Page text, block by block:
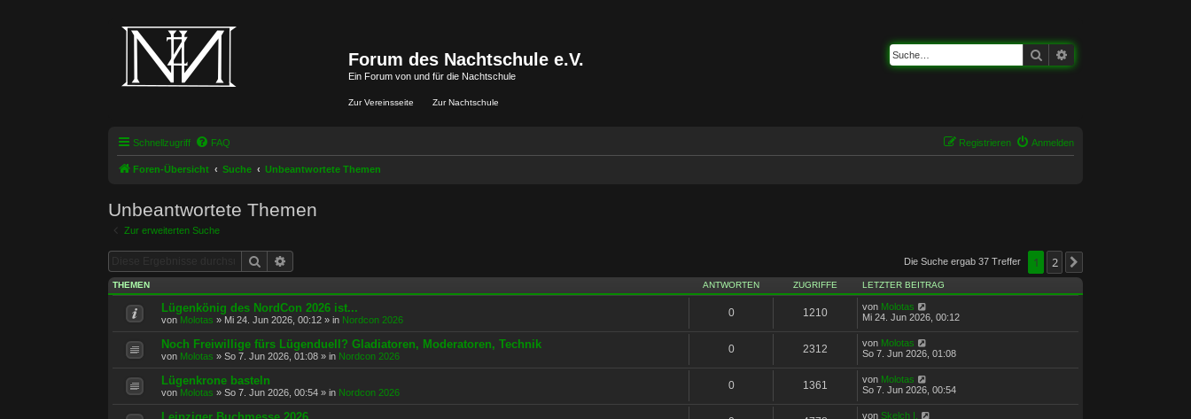
Forum des Nachtschule e.V.
Ein Forum von und für die Nachtschule
Zur Vereinsseite Zur Nachtschule
Suche
Schnellzugriff FAQ Anmelden
Registrieren
Foren-Übersicht Suche Unbeantwortete Themen
Unbeantwortete Themen
Zur erweiterten Suche
Suche Die Suche ergab 37 Treffer 1 2
THEMEN ANTWORTEN ZUGRIFFE LETZTER BEITRAG
Lügenkönig des NordCon 2026 ist...
von Molotas » Mi 24. Jun 2026, 00:12 » in Nordcon 2026
0 1210 von Molotas
Mi 24. Jun 2026, 00:12
Noch Freiwillige fürs Lügenduell? Gladiatoren, Moderatoren, Technik
von Molotas » So 7. Jun 2026, 01:08 » in Nordcon 2026
0 2312 von Molotas
So 7. Jun 2026, 01:08
Lügenkrone basteln
von Molotas » So 7. Jun 2026, 00:54 » in Nordcon 2026
0 1361 von Molotas
So 7. Jun 2026, 00:54
von Skelch I.